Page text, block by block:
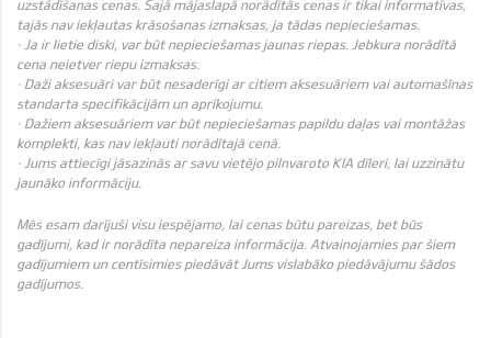
uzstādīšanas cenas. Šajā mājaslapā norādītās cenas ir tikai informatīvas,
tajās nav iekļautas krāsošanas izmaksas, ja tādas nepieciešamas.
· Ja ir lietie diski, var būt nepieciešamas jaunas riepas. Jebkura norādītā
cena neietver riepu izmaksas.
· Daži aksesuāri var būt nesaderīgi ar citiem aksesuāriem vai automašīnas
standarta specifikācijām un aprīkojumu.
· Dažiem aksesuāriem var būt nepieciešamas papildu daļas vai montāžas
komplekti, kas nav iekļauti norādītajā cenā.
· Jums attiecīgi jāsazinās ar savu vietējo pilnvaroto KIA dīleri, lai uzzinātu
jaunāko informāciju.
Mēs esam darījuši visu iespējamo, lai cenas būtu pareizas, bet būs
gadījumi, kad ir norādīta nepareiza informācija. Atvainojamies par šiem
gadījumiem un centīsimies piedāvāt Jums vislabāko piedāvājumu šādos
gadījumos.